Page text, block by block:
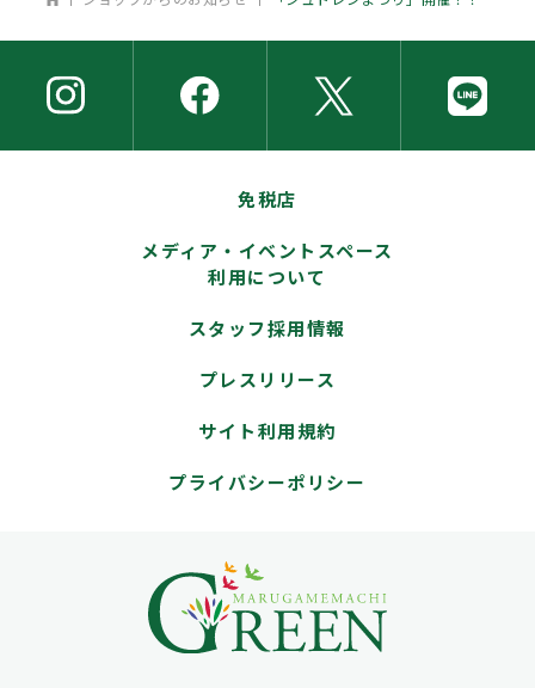
免税店
メディア・イベントスペース
利用について
スタッフ採用情報
プレスリリース
サイト利用規約
プライバシーポリシー